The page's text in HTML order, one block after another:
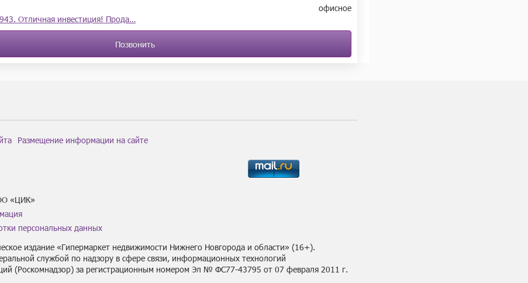
офисное
Отличная инвестиция! Прода…
Позвонить
Размещение информации на сайте
«ЦИК»
персональных данных
издание «Гипермаркет недвижимости Нижнего Новгорода и области» (16+).
службой по надзору в сфере связи, информационных технологий
(Роскомнадзор) за регистрационным номером Эл № ФС77-43795 от 07 февраля 2011 г.